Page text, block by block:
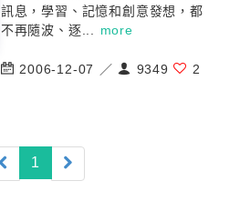
訊息，學習、記憶和創意發想，都
不再隨波、逐... more
2006-12-07 ／ 9349 2
1 (current)